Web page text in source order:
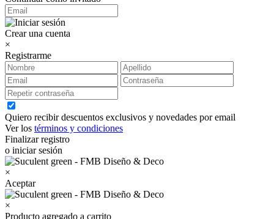
Crear una cuenta
×
Registrarme
Quiero recibir descuentos exclusivos y novedades por email
Ver los términos y condiciones
Finalizar registro
o iniciar sesión
×
Aceptar
×
Producto agregado a carrito